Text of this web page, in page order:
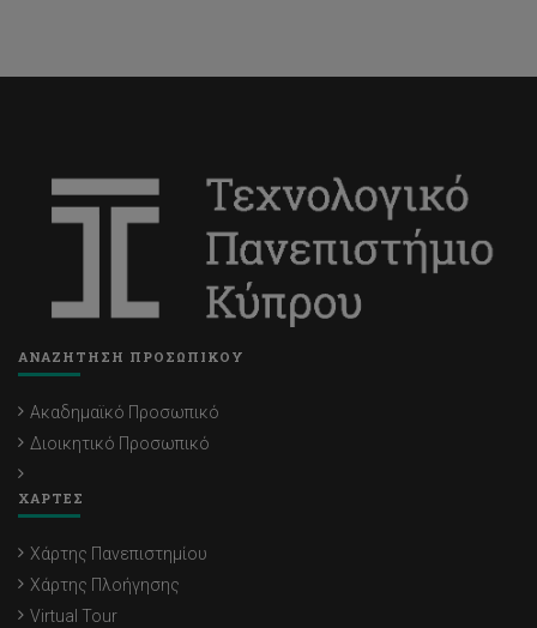
ΑΝΑΖΗΤΗΣΗ ΠΡΟΣΩΠΙΚΟΥ
Ακαδημαϊκό Προσωπικό
Διοικητικό Προσωπικό
ΧΑΡΤΕΣ
Χάρτης Πανεπιστημίου
Χάρτης Πλοήγησης
Virtual Tour